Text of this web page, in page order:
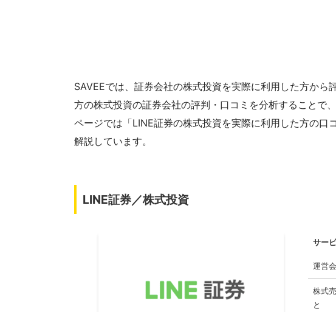
SAVEEでは、証券会社の株式投資を実際に利用した方から
方の株式投資の証券会社の評判・口コミを分析することで
ページでは「LINE証券の株式投資を実際に利用した方の口
解説しています。
LINE証券／株式投資
サー
運営
株式
と